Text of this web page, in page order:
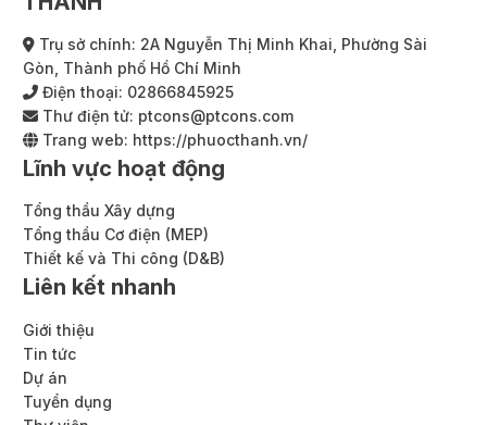
Trụ sở chính: 2A Nguyễn Thị Minh Khai, Phường Sài
Gòn, Thành phố Hồ Chí Minh
Điện thoại: 02866845925
Thư điện tử: ptcons@ptcons.com
Trang web: https://phuocthanh.vn/
Lĩnh vực hoạt động
Tổng thầu Xây dựng
Tổng thầu Cơ điện (MEP)
Thiết kế và Thi công (D&B)
Liên kết nhanh
Giới thiệu
Tin tức
Dự án
Tuyển dụng